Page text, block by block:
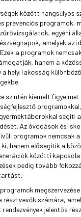
között hangsúlyos
prevenciós programok,
egyéni
amelyek az
a programok
hanem a
helyi lakosság
szintén kiemelt
segíti
Az óvodások és
programok nemcsak
hanem elősegítik a
közötti
pedig tovább
megszervezése
résztvevők számára,
jelentős